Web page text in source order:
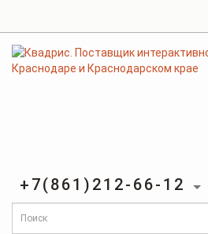
+7(861)212-66-12